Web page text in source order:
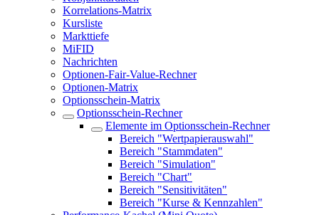
Korrelations-Matrix
Kursliste
Markttiefe
MiFID
Nachrichten
Optionen-Fair-Value-Rechner
Optionen-Matrix
Optionsschein-Matrix
Optionsschein-Rechner
Elemente im Optionsschein-Rechner
Bereich "Wertpapierauswahl"
Bereich "Stammdaten"
Bereich "Simulation"
Bereich "Chart"
Bereich "Sensitivitäten"
Bereich "Kurse & Kennzahlen"